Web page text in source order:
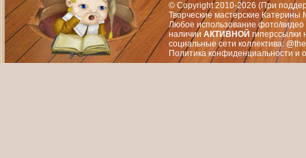
© Copyright 2010-2026 (При
Творческие мастерские
Любое использование фото/видео
наличии АКТИВНОЙ гиперссылки
социальные сети коллектива:
Политика конфиденциальности и